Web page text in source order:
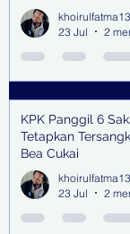
khoirulfatma13
23 Jul
2
KPK Panggil 6
Tetapkan
Bea Cukai
khoirulfatma13
23 Jul
2